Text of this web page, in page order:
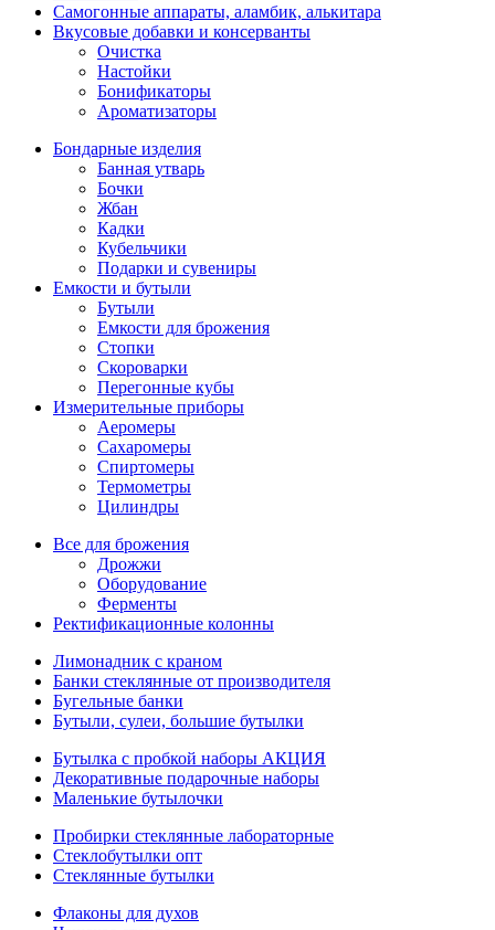
Самогонные аппараты, аламбик, алькитара
Вкусовые добавки и консерванты
Очистка
Настойки
Бонификаторы
Ароматизаторы
Бондарные изделия
Банная утварь
Бочки
Жбан
Кадки
Кубельчики
Подарки и сувениры
Емкости и бутыли
Бутыли
Емкости для брожения
Стопки
Скороварки
Перегонные кубы
Измерительные приборы
Аеромеры
Сахаромеры
Спиртомеры
Термометры
Цилиндры
Все для брожения
Дрожжи
Оборудование
Ферменты
Ректификационные колонны
Лимонадник с краном
Банки стеклянные от производителя
Бугельные банки
Бутыли, сулеи, большие бутылки
Бутылка с пробкой наборы АКЦИЯ
Декоративные подарочные наборы
Маленькие бутылочки
Пробирки стеклянные лабораторные
Стеклобутылки опт
Стеклянные бутылки
Флаконы для духов